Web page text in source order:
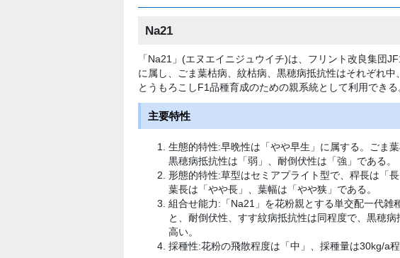
Na21
「Na21」(エヌエイニジュウイチ)は、フリント改良集団
に属し、ごま葉枯病、紋枯病、黒穂病抵抗性はそれぞれ
とうもろこしF1品種育成のための親系統として利用できる
主要特性
生態的特性:早晩性は「やや早生」に属する。ごま
黒穂病抵抗性は「弱」、耐倒伏性は「強」である。
形態的特性:草型はセミアプライト型で、稈長は「
葉長は「やや長」、葉幅は「やや狭」である。
組合せ能力:「Na21」を花粉親とする単交配一代
と、耐倒伏性、すす紋病抵抗性は同程度で、黒穂
高い。
採種性:花粉の飛散程度は「中」、採種量は30kg/a